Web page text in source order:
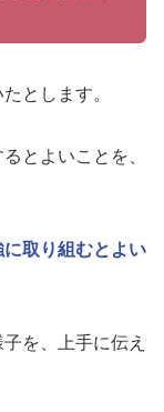
とします。
とよいことを、
に取り組むとよい
を、上手に伝え